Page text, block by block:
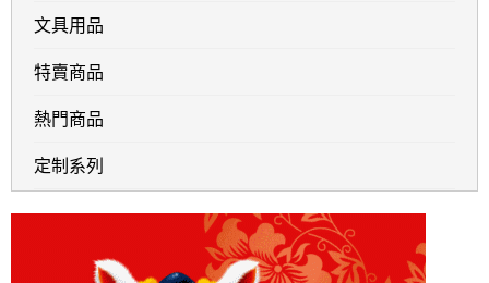
文具用品
特賣商品
熱門商品
定制系列